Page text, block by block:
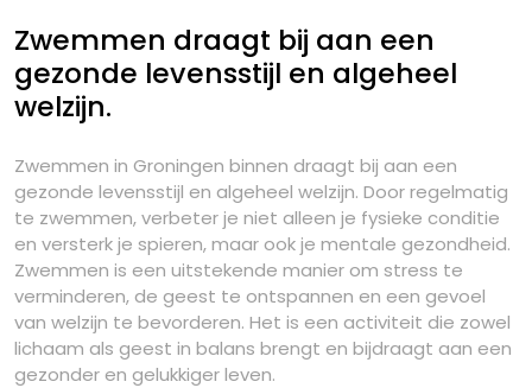
Zwemmen draagt bij aan een
gezonde levensstijl en algeheel
welzijn.
Zwemmen in Groningen binnen draagt bij aan een
gezonde levensstijl en algeheel welzijn. Door regelmatig
te zwemmen, verbeter je niet alleen je fysieke conditie
en versterk je spieren, maar ook je mentale gezondheid.
Zwemmen is een uitstekende manier om stress te
verminderen, de geest te ontspannen en een gevoel
van welzijn te bevorderen. Het is een activiteit die zowel
lichaam als geest in balans brengt en bijdraagt aan een
gezonder en gelukkiger leven.